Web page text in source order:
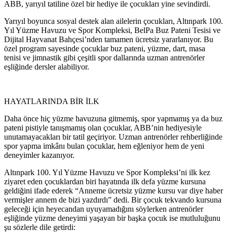
ABB, yarıyıl tatiline özel bir hediye ile çocukları yine sevindirdi.
Yarıyıl boyunca sosyal destek alan ailelerin çocukları, Altınpark 100.
Yıl Yüzme Havuzu ve Spor Kompleksi, BelPa Buz Pateni Tesisi ve
Dijital Hayvanat Bahçesi’nden tamamen ücretsiz yararlanıyor. Bu
özel program sayesinde çocuklar buz pateni, yüzme, dart, masa
tenisi ve jimnastik gibi çeşitli spor dallarında uzman antrenörler
eşliğinde dersler alabiliyor.
HAYATLARINDA BİR İLK
Daha önce hiç yüzme havuzuna gitmemiş, spor yapmamış ya da buz
pateni pistiyle tanışmamış olan çocuklar, ABB’nin hediyesiyle
unutamayacakları bir tatil geçiriyor. Uzman antrenörler rehberliğinde
spor yapma imkânı bulan çocuklar, hem eğleniyor hem de yeni
deneyimler kazanıyor.
Altınpark 100. Yıl Yüzme Havuzu ve Spor Kompleksi’ni ilk kez
ziyaret eden çocuklardan biri hayatında ilk defa yüzme kursuna
geldiğini ifade ederek “Anneme ücretsiz yüzme kursu var diye haber
vermişler annem de bizi yazdırdı” dedi. Bir çocuk tekvando kursuna
geleceği için heyecandan uyuyamadığını söylerken antrenörler
eşliğinde yüzme deneyimi yaşayan bir başka çocuk ise mutluluğunu
şu sözlerle dile getirdi: